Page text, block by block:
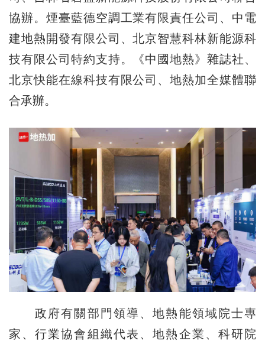
協辦。煙臺藍德空調工業有限責任公司、中電
建地熱開發有限公司、北京智慧科林新能源科
技有限公司特約支持。《中國地熱》雜誌社、
北京快能在線科技有限公司、地熱加全媒體聯
合承辦。
政府有關部門領導、地熱能領域院士專
家、行業協會組織代表、地熱企業、科研院